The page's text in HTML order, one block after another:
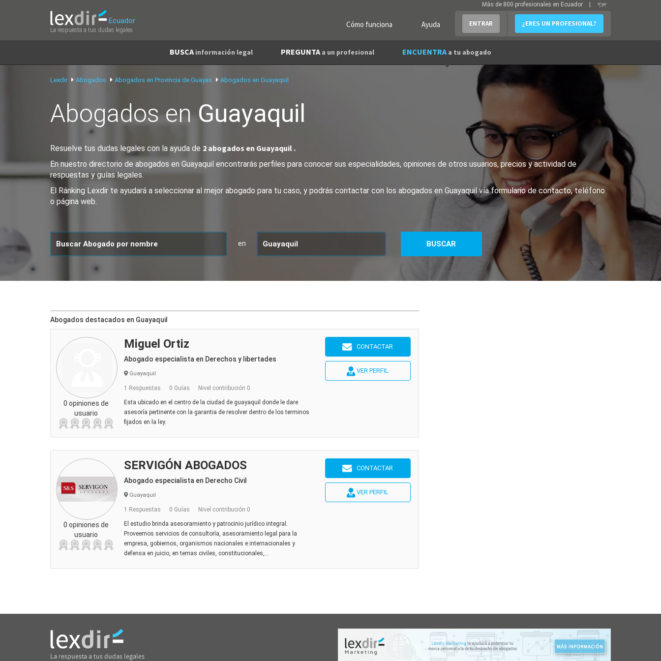
Ecuador
La respuesta a tus dudas legales
Cómo funciona Ayuda ENTRAR ¿ERES UN PROFESIONAL?
Más de 800 profesionales en Ecuador
BUSCA información legal PREGUNTA a un profesional ENCUENTRA a tu abogado
Lexdir Abogados Abogados en Provincia de Guayas Abogados en Guayaquil
Abogados enGuayaquil
Resuelve tus dudas legales con la ayuda de 2 abogados en Guayaquil .
En nuestro directorio de abogados en Guayaquil encontrarás perfiles para conocer sus especialidades, opiniones de otros usuarios, precios y actividad de
respuestas y guías legales.
El Ránking Lexdir te ayudará a seleccionar al mejor abogado para tu caso, y podrás contactar con los abogados en Guayaquil vía formulario de contacto, teléfono
o página web.
en
Abogados destacados en Guayaquil
0 opiniones de
usuario
Miguel Ortiz
Abogado especialista en Derechos y libertades
Guayaquil
1 Respuestas 0 Guías Nivel contribución 0
Esta ubicado en el centro de la ciudad de guayaquil donde le dare
asesoría pertinente con la garantia de resolver dentro de los terminos
fijados en la ley.
CONTACTAR
VER PERFIL
0 opiniones de
usuario
SERVIGÓN ABOGADOS
Abogado especialista en Derecho Civil
Guayaquil
1 Respuestas 0 Guías Nivel contribución 0
El estudio brinda asesoramiento y patrocinio jurídico integral.
Proveemos servicios de consultoría, asesoramiento legal para la
empresa, gobiernos, organismos nacionales e internacionales y
defensa en juicio, en temas civiles, constitucionales,...
CONTACTAR
VER PERFIL